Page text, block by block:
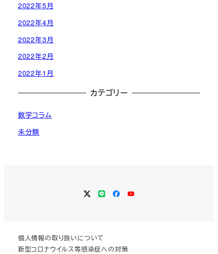
2022年5月
2022年4月
2022年3月
2022年2月
2022年1月
カテゴリー
数学コラム
未分類
Twitter
LINEFacebook
YouTube
個人情報の取り扱いについて
新型コロナウイルス等感染症への対策